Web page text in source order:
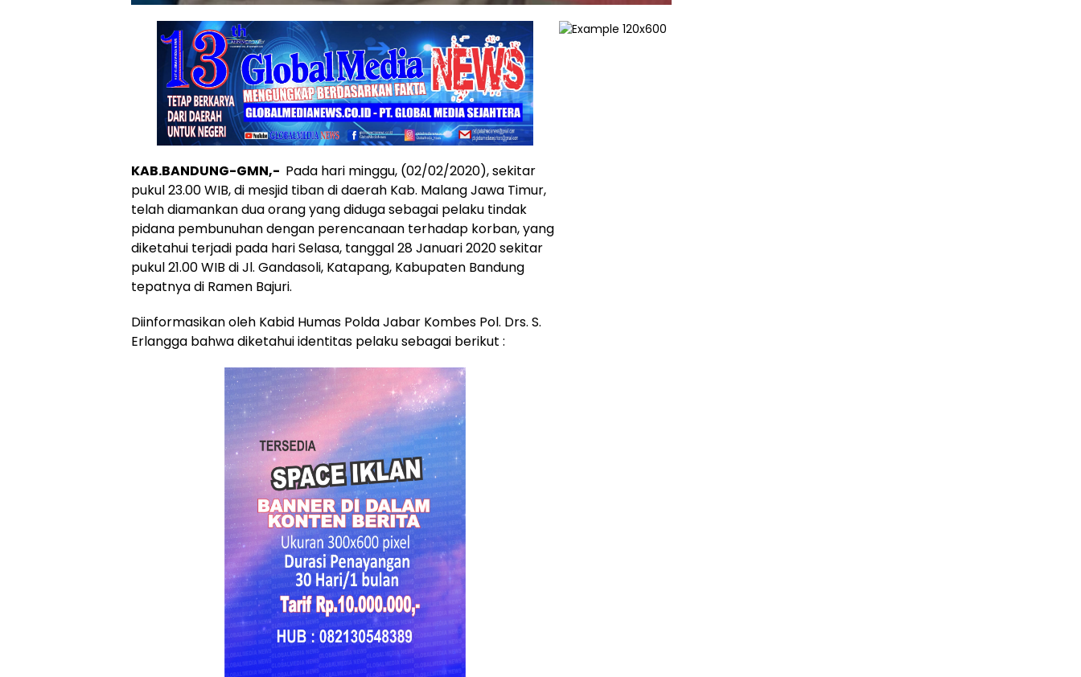
KAB.BANDUNG-GMN,- Pada hari minggu, (02/02/2020), sekitar
pukul 23.00 WIB, di mesjid tiban di daerah Kab. Malang Jawa Timur,
telah diamankan dua orang yang diduga sebagai pelaku tindak
pidana pembunuhan dengan perencanaan terhadap korban, yang
diketahui terjadi pada hari Selasa, tanggal 28 Januari 2020 sekitar
pukul 21.00 WIB di Jl. Gandasoli, Katapang, Kabupaten Bandung
tepatnya di Ramen Bajuri.
Diinformasikan oleh Kabid Humas Polda Jabar Kombes Pol. Drs. S.
Erlangga bahwa diketahui identitas pelaku sebagai berikut :